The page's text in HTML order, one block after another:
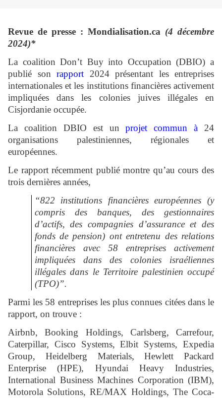
Revue de presse : Mondialisation.ca (4 décembre
2024)*
La coalition Don’t Buy into Occupation (DBIO) a
publié son rapport 2024 présentant les entreprises
internationales et les institutions financières activement
impliquées dans les colonies juives illégales en
Cisjordanie occupée.
La coalition DBIO est unprojet commun à 24
organisations palestiniennes, régionales et
européennes.
Le rapport récemment publié montre qu’au cours des
trois dernières années,
“822 institutions financières européennes (y
compris des banques, des gestionnaires
d’actifs, des compagnies d’assurance et des
fonds de pension) ont entretenu des relations
financières avec 58 entreprises activement
impliquées dans des colonies israéliennes
illégales dans le Territoire palestinien occupé
(TPO)”.
Parmi les 58 entreprises les plus connues citées dans le
rapport, on trouve :
Airbnb, Booking Holdings, Carlsberg, Carrefour,
Caterpillar, Cisco Systems, Elbit Systems, Expedia
Group, Heidelberg Materials, Hewlett Packard
Enterprise (HPE), Hyundai Heavy Industries,
International Business Machines Corporation (IBM),
Motorola Solutions, RE/MAX Holdings, The Coca-